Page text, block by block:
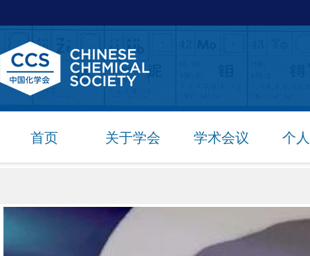
首页 关于学会 学术会议 个